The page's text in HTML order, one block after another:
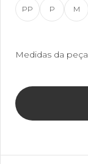
PP P M
Medidas da peça